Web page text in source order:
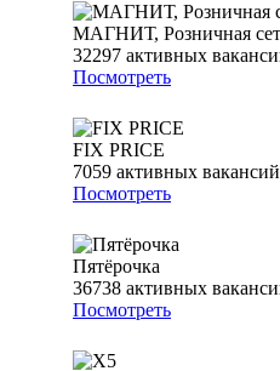
МАГНИТ, Розничная
32297 активных
Посмотреть
FIX PRICE
7059 активных вакансий
Посмотреть
Пятёрочка
36738 активных
Посмотреть